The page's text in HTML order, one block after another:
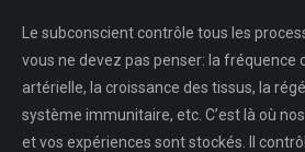
Le subconscient contrôle tous les
vous ne devez pas penser: la fréquence
artérielle, la croissance des tissus, la
système immunitaire, etc. C’est là où
et vos expériences sont stockés. Il